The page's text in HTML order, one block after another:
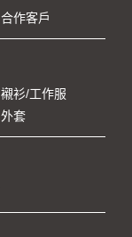
合作客戶
襯衫/工作服
外套